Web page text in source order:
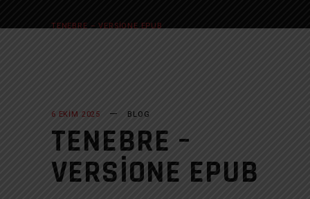
TENEBRE – VERSIONE EPUB
6 EKIM 2025 BLOG
TENEBRE –
VERSIONE EPUB